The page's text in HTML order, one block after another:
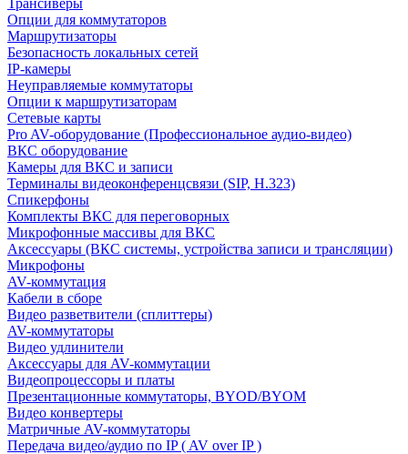
Трансиверы
Опции для коммутаторов
Маршрутизаторы
Безопасность локальных сетей
IP-камеры
Неуправляемые коммутаторы
Опции к маршрутизаторам
Сетевые карты
Pro AV-оборудование (Профессиональное аудио-видео)
ВКС оборудование
Камеры для ВКС и записи
Терминалы видеоконференцсвязи (SIP, H.323)
Спикерфоны
Комплекты ВКС для переговорных
Микрофонные массивы для ВКС
Аксессуары (ВКС системы, устройства записи и трансляции)
Микрофоны
AV-коммутация
Кабели в сборе
Видео разветвители (сплиттеры)
AV-коммутаторы
Видео удлинители
Аксессуары для AV-коммутации
Видеопроцессоры и платы
Презентационные коммутаторы, BYOD/BYOM
Видео конвертеры
Матричные AV-коммутаторы
Передача видео/аудио по IP ( AV over IP )